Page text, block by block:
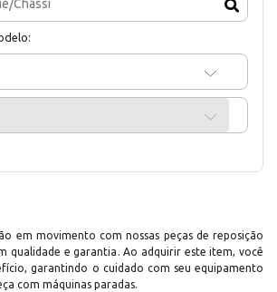
em movimento com nossas peças de reposição
qualidade e garantia. Ao adquirir este item, você
garantindo o cuidado com seu equipamento
com máquinas paradas.